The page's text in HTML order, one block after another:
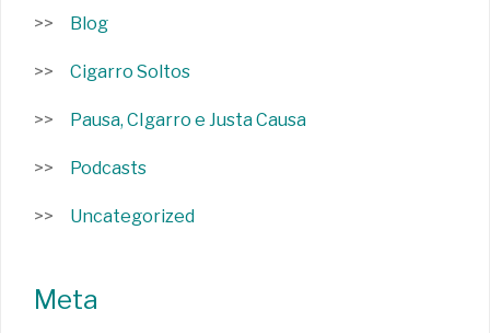
Blog
Cigarro Soltos
Pausa, CIgarro e Justa Causa
Podcasts
Uncategorized
Meta